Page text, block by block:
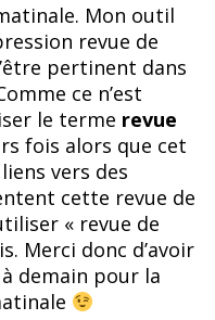
Mon outil
revue de
pertinent dans
ce n’est
le terme revue
fois alors que cet
vers des
cette revue de
« revue de
Merci donc d’avoir
demain pour la